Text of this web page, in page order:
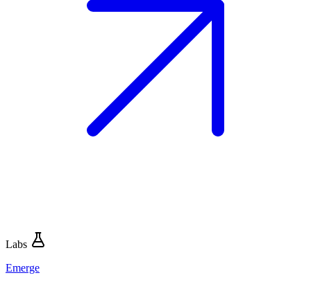
Labs
Emerge